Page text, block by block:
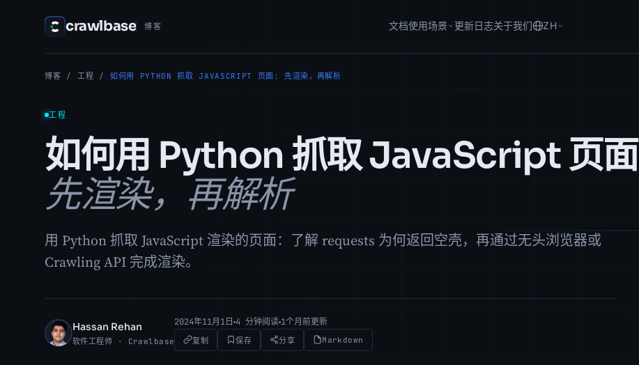
crawlbase 博客 文档使用场景 更新日志关于我们 ZH
博客 / 工程 / 如何用 PYTHON 抓取 JAVASCRIPT 页面: 先渲染，再解析
工程
如何用 Python 抓取 JavaScript 页面
先渲染，再解析
用 Python 抓取 JavaScript 渲染的页面：了解 requests 为何返回空壳，再通过无头浏览器或
Crawling API 完成渲染。
HR
Hassan Rehan
软件工程师 · Crawlbase
2024年11月1日 4 分钟阅读 1个月前更新
复制 保存 分享 Markdown